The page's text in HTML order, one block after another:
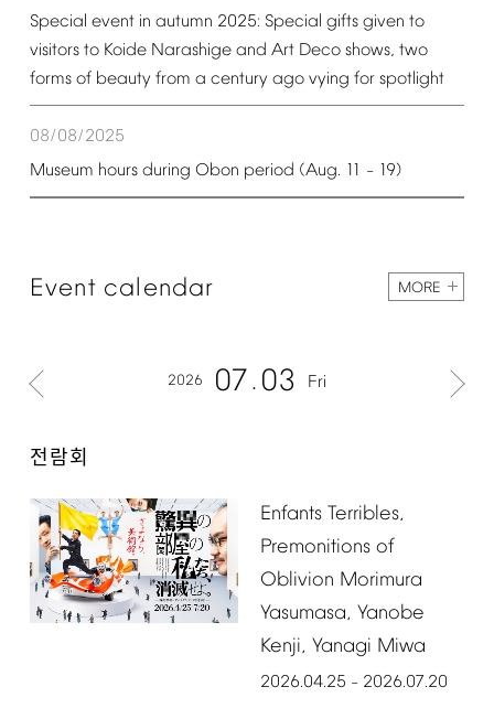
Special event in autumn 2025: Special gifts given to
visitors to Koide Narashige and Art Deco shows, two
forms of beauty from a century ago vying for spotlight
08/08/2025
Museum hours during Obon period (Aug. 11 – 19)
Event calendar MORE
2026 07 03 Fri
전람회
Enfants Terribles,
Premonitions of
Oblivion Morimura
Yasumasa, Yanobe
Kenji, Yanagi Miwa
2026.04.25 – 2026.07.20